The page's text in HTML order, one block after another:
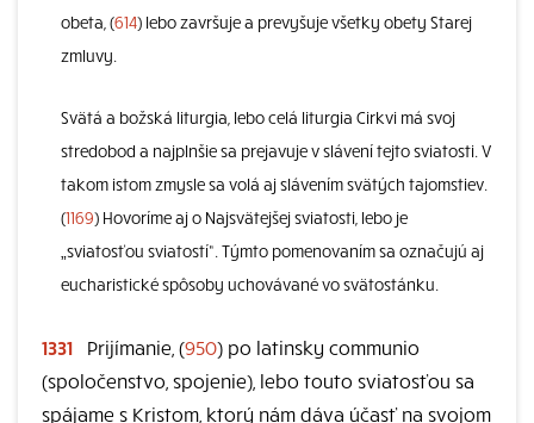
obeta, (614) lebo završuje a prevyšuje všetky obety Starej
zmluvy.
Svätá a božská liturgia, lebo celá liturgia Cirkvi má svoj
stredobod a najplnšie sa prejavuje v slávení tejto sviatosti. V
takom istom zmysle sa volá aj slávením svätých tajomstiev.
(1169) Hovoríme aj o Najsvätejšej sviatosti, lebo je
„sviatosťou sviatostí“. Týmto pomenovaním sa označujú aj
eucharistické spôsoby uchovávané vo svätostánku.
1331 Prijímanie, (950) po latinsky communio
(spoločenstvo, spojenie), lebo touto sviatosťou sa
spájame s Kristom, ktorý nám dáva účasť na svojom